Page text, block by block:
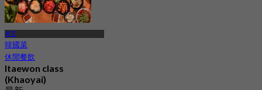
考艾
韓國菜
休閒餐飲
Itaewon class
(Khaoyai)